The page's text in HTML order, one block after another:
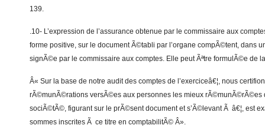
139.
.10- L’expression de l’assurance obtenue par le commissaire aux
forme positive, sur le document Ã©tabli par l’organe compÃ©tent, dans
signÃ©e par le commissaire aux comptes. Elle peut Ãªtre formulÃ©e de
Â« Sur la base de notre audit des comptes de l’exerciceâ€¦, nous
rÃ©munÃ©rations versÃ©es aux personnes les mieux rÃ©munÃ©rÃ©es
sociÃ©tÃ©, figurant sur le prÃ©sent document et s’Ã©levant Ã â€¦, est
sommes inscrites Ã ce titre en comptabilitÃ© Â».